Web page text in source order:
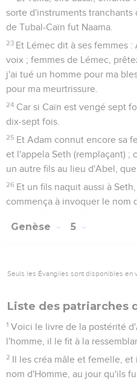
sorte d'instruments tranchants
de Tubal-Caïn fut Naama.
23 Et Lémec dit à ses femmes
voix ; femmes de Lémec,
j'ai tué un homme pour ma
pour ma meurtrissure.
24 Car si Caïn est vengé sept
dix-sept fois.
25 Et Adam connut encore sa
et l'appela Seth (remplaçant) ;
un autre fils au lieu d'Abel, que
26 Et un fils naquit aussi à
commença à invoquer le nom
Genèse 5
Seuls les Évangiles sont disponibles en
Liste des patriarches
1 Voici le livre de la postérité
l'homme, il le fit à la
2 Il les créa mâle et femelle,
nom d'Homme, au jour qu'ils